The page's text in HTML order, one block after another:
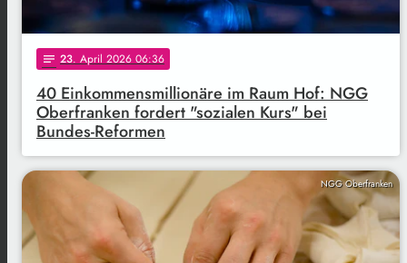
notes 23. April 2026 06:36
40 Einkommensmillionäre im Raum Hof: NGG
Oberfranken fordert "sozialen Kurs" bei
Bundes-Reformen
NGG Oberfranken